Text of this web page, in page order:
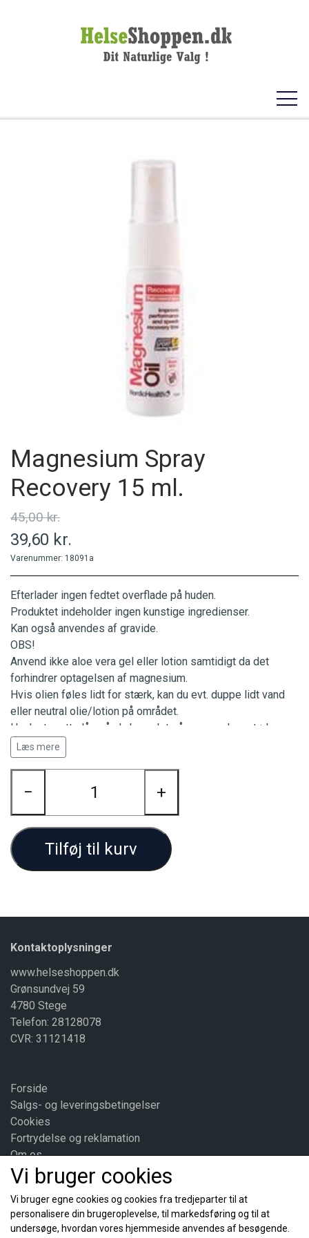
FORSIDE
KOSTTILSKUD
VITAMINER
MINERALER
PERSONLIG PLEJE
Magnesium Spray
Recovery 15 ml.
45,00 kr.
39,60 kr.
Varenummer: 18091a
Efterlader ingen fedtet overflade på huden.
Produktet indeholder ingen kunstige ingredienser.
Kan også anvendes af gravide.
OBS!
Anvend ikke aloe vera gel eller lotion samtidigt da det
forhindrer optagelsen af magnesium.
Hvis olien føles lidt for stærk, kan du evt. duppe lidt vand
eller neutral olie/lotion på området.
Husk at sætte låg på, da hovedet på pumpen kan størkne.
Hvis den er størknet, kan du skylle den under varmt vand.
Produkt brochuren kan downloades på vores hjemmeside.
Læs mere
− +
Tilføj til kurv
Kontaktoplysninger
www.helseshoppen.dk
Grønsundvej 59
4780 Stege
Telefon: 28128078
CVR: 31121418
Forside
Salgs- og leveringsbetingelser
Cookies
Fortrydelse og reklamation
Om os
Kontakt
Sociale medier
Vi bruger cookies
Vi bruger egne cookies og cookies fra tredjeparter til at
personalisere din brugeroplevelse, til markedsføring og til at
undersøge, hvordan vores hjemmeside anvendes af besøgende.